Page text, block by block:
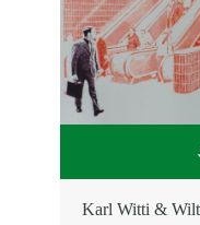
Karl Witti &